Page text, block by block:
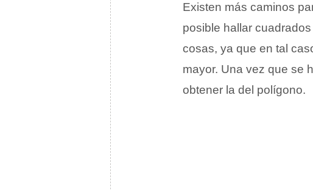
Existen más caminos
posible hallar
cosas, ya que en tal
mayor. Una vez que se
obtener la del polígono.